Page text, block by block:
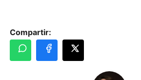
Compartir: